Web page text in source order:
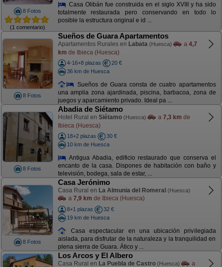
8 Fotos
(1 comentario)
Casa Olibán fue construida en el siglo XVIII y ha sido
totalmente restaurada pero conservando en todo lo
posible la estructura original e id ...
8 Fotos
Sueños de Guara Apartamentos
Apartamentos Rurales en Labata (Huesca) a 4,7
km de Ibieca (Huesca)
4-16+8 plazas
20 €
36 km de Huesca
Sueños de Guara consta de cuatro apartamentos
una amplia zona ajardinada, piscina, barbacoa, zona de
juegos y aparcamiento privado. Ideal pa ...
8 Fotos
Abadia de Siétamo
Hotel Rural en Siétamo (Huesca) a 7,3 km de
Ibieca (Huesca)
18+2 plazas
30 €
10 km de Huesca
Antigua Abadia, edificio restaurado que conserva el
encanto de la casa. Dispones de habitación con baño y
televisión, bodega, sala de estar, ...
8 Fotos
Casa Jerónimo
Casa Rural en La Almunia del Romeral (Huesca)
a 7,9 km de Ibieca (Huesca)
8+1 plazas
32 €
19 km de Huesca
Casa espectacular en una ubicación privilegiada
aislada, para disfrutar de la naturaleza y la tranquilidad en
plena sierra de Guara. Ático y ...
Los Arcos y El Albero
Casa Rural en La Puebla de Castro (Huesca)
a